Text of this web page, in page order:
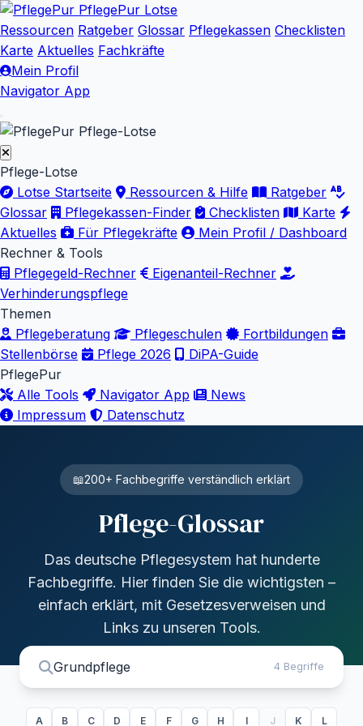
PflegePur Lotse
Ressourcen Ratgeber Glossar Pflegekassen Checklisten
Karte Aktuelles Fachkräfte
Mein Profil
Navigator App
Pflege-Lotse
Pflege-Lotse
Lotse Startseite
Ressourcen & Hilfe
Ratgeber
Glossar
Pflegekassen-Finder Checklisten
Karte
Aktuelles
Für Pflegekräfte
Mein Profil / Dashboard
Rechner & Tools
Pflegegeld-Rechner
Eigenanteil-Rechner
Verhinderungspflege
Themen
Pflegeberatung
Pflegeschulen
Fortbildungen
Stellenbörse
Pflege 2026
DiPA-Guide
PflegePur
Alle Tools
Navigator App
News
Impressum
Datenschutz
📖200+ Fachbegriffe verständlich erklärt
Pflege-Glossar
Das deutsche Pflegesystem hat hunderte
Fachbegriffe. Hier finden Sie die wichtigsten –
einfach erklärt, mit Gesetzesverweisen und
Links zu unseren Tools.
4 Begriffe
A B C D E F G H I J K L